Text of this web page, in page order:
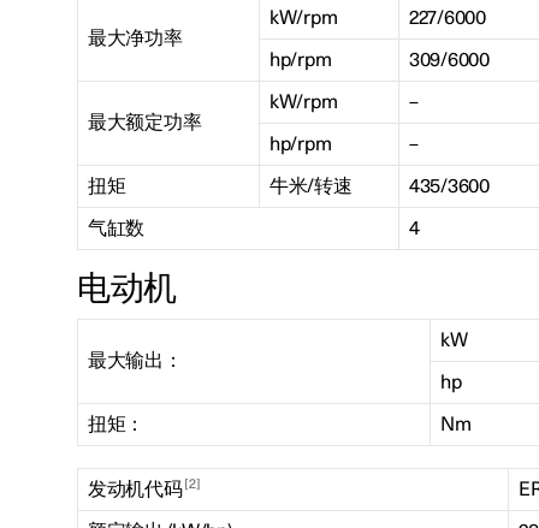
最大净功率
kW/rpm 227/6000
hp/rpm 309/6000
最大额定功率
kW/rpm –
hp/rpm –
扭矩 牛米/转速 435/3600
气缸数 4
电动机
最大输出：
kW
hp
扭矩： Nm
发动机代码 2